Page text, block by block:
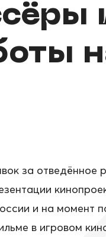
за
и на момент
в игровом